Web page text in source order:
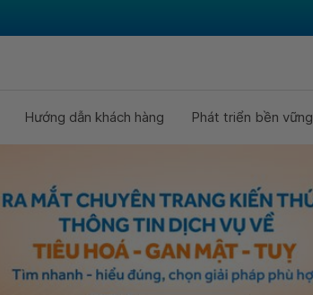
Hướng dẫn khách hàng Phát triển bền vững